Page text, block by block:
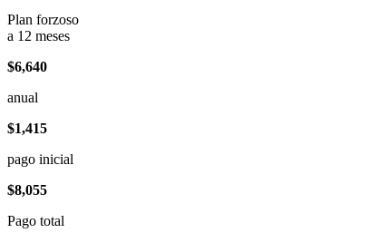
Plan forzoso
a 12 meses
$6,640
anual
$1,415
pago inicial
$8,055
Pago total